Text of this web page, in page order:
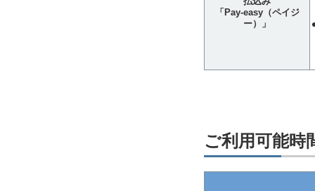
「Pay-easy（ペイジ
ー）」
ご利用可能時